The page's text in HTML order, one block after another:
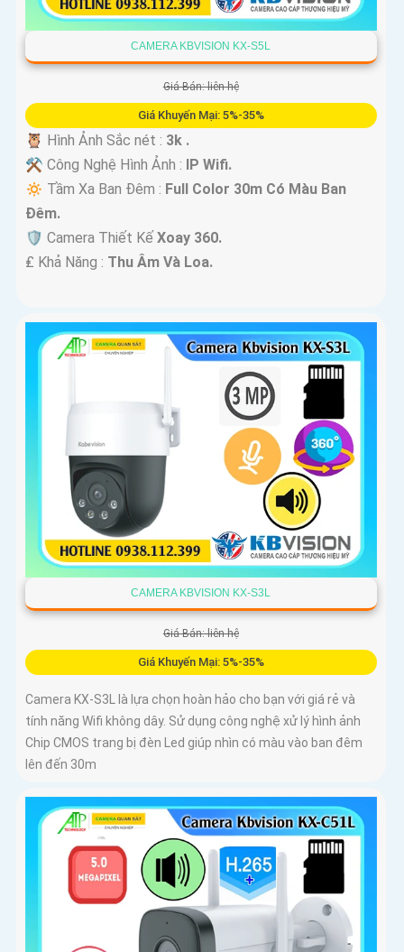
CAMERA KBVISION KX-S5L
Giá Bán: liên hệ
Giá Khuyến Mại: 5%-35%
🦉 Hình Ảnh Sắc nét : 3k .
⚒ Công Nghệ Hình Ảnh : IP Wifi.
🔅 Tầm Xa Ban Đêm : Full Color 30m Có Màu Ban
Ðêm.
🛡 Camera Thiết Kế Xoay 360.
️₤ Khả Năng : Thu Âm Và Loa.
CAMERA KBVISION KX-S3L
Giá Bán: liên hệ
Giá Khuyến Mại: 5%-35%
Camera KX-S3L là lựa chọn hoàn hảo cho bạn với giá rẻ và
tính năng Wifi không dây. Sử dụng công nghệ xử lý hình ảnh
Chip CMOS trang bị đèn Led giúp nhìn có màu vào ban đêm
lên đến 30m